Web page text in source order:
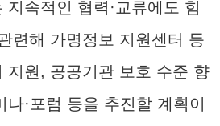
속적인 협력·교류에도 힘
련해 가명정보 지원센터 등
지원, 공공기관 보호 수준 향
·포럼 등을 추진할 계획이